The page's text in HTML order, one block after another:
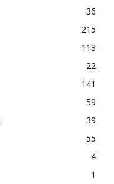
36
215
118
22
141
59
39
55
4
1